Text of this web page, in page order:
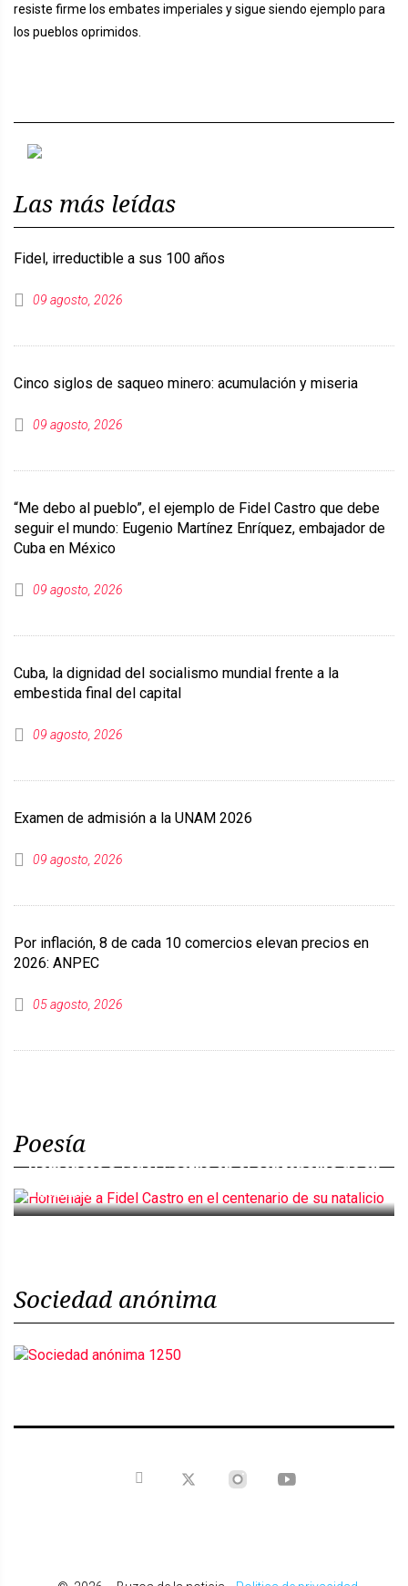
resiste firme los embates imperiales y sigue siendo ejemplo para
los pueblos oprimidos.
Las más leídas
Fidel, irreductible a sus 100 años
09 agosto, 2026
Cinco siglos de saqueo minero: acumulación y miseria
09 agosto, 2026
“Me debo al pueblo”, el ejemplo de Fidel Castro que debe
seguir el mundo: Eugenio Martínez Enríquez, embajador de
Cuba en México
09 agosto, 2026
Cuba, la dignidad del socialismo mundial frente a la
embestida final del capital
09 agosto, 2026
Examen de admisión a la UNAM 2026
09 agosto, 2026
Por inflación, 8 de cada 10 comercios elevan precios en
2026: ANPEC
05 agosto, 2026
Poesía
Homenaje a Fidel Castro en el centenario de su
natalicio
Sociedad anónima